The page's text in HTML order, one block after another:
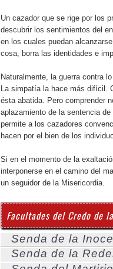
Un cazador que se rige por los
descubrir los sentimientos del
en los cuales puedan
cosa, borra las identidades e
Naturalmente, la guerra contra
La simpatía la hace más difícil.
ésta abatida. Pero comprender
aplazamiento de la sentencia
permite a los cazadores
hacen por el bien de los
Si en el momento de la
interponerse en el camino del
un seguidor de la Misericordia.
Facultades del Credo de
Senda de la
Senda de la